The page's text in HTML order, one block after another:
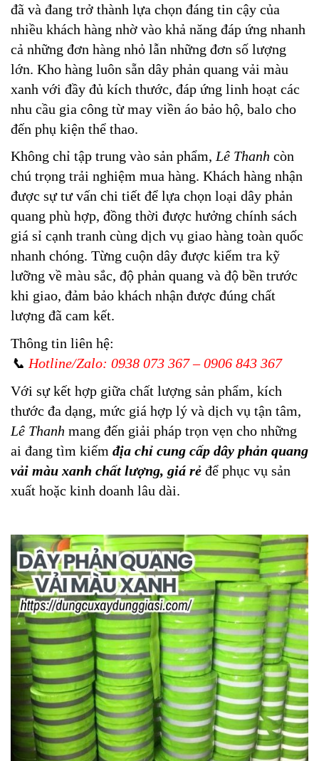
đã và đang trở thành lựa chọn đáng tin cậy của
nhiều khách hàng nhờ vào khả năng đáp ứng nhanh
cả những đơn hàng nhỏ lẫn những đơn số lượng
lớn. Kho hàng luôn sẵn dây phản quang vải màu
xanh với đầy đủ kích thước, đáp ứng linh hoạt các
nhu cầu gia công từ may viền áo bảo hộ, balo cho
đến phụ kiện thể thao.
Không chỉ tập trung vào sản phẩm, Lê Thanh còn
chú trọng trải nghiệm mua hàng. Khách hàng nhận
được sự tư vấn chi tiết để lựa chọn loại dây phản
quang phù hợp, đồng thời được hưởng chính sách
giá sỉ cạnh tranh cùng dịch vụ giao hàng toàn quốc
nhanh chóng. Từng cuộn dây được kiểm tra kỹ
lưỡng về màu sắc, độ phản quang và độ bền trước
khi giao, đảm bảo khách nhận được đúng chất
lượng đã cam kết.
Thông tin liên hệ:
📞 Hotline/Zalo: 0938 073 367 – 0906 843 367
Với sự kết hợp giữa chất lượng sản phẩm, kích
thước đa dạng, mức giá hợp lý và dịch vụ tận tâm,
Lê Thanh mang đến giải pháp trọn vẹn cho những
ai đang tìm kiếm địa chỉ cung cấp dây phản quang
vải màu xanh chất lượng, giá rẻ để phục vụ sản
xuất hoặc kinh doanh lâu dài.